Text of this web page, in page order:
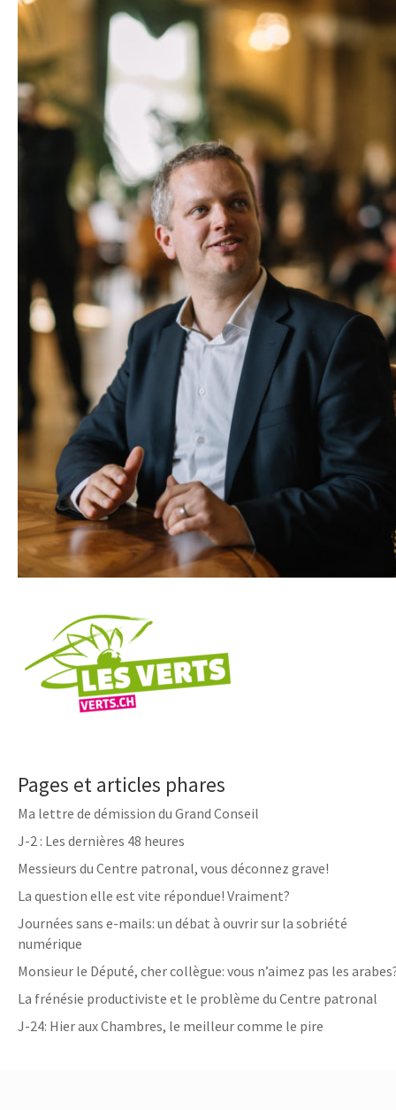
Pages et articles phares
Ma lettre de démission du Grand Conseil
J-2 : Les dernières 48 heures
Messieurs du Centre patronal, vous déconnez grave!
La question elle est vite répondue! Vraiment?
Journées sans e-mails: un débat à ouvrir sur la sobriété
numérique
Monsieur le Député, cher collègue: vous n’aimez pas les
La frénésie productiviste et le problème du Centre patronal
J-24: Hier aux Chambres, le meilleur comme le pire